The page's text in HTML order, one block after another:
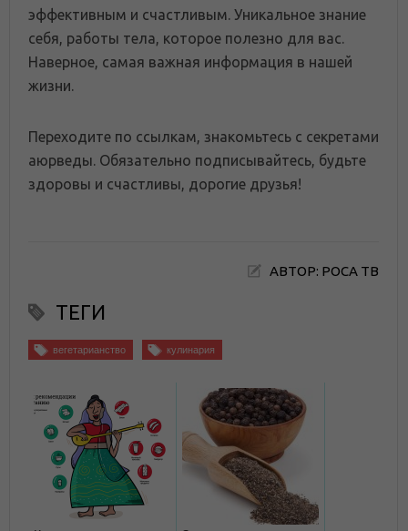
эффективным и счастливым. Уникальное знание
себя, работы тела, которое полезно для вас.
Наверное, самая важная информация в нашей
жизни.
Переходите по ссылкам, знакомьтесь с секретами
аюрведы. Обязательно подписывайтесь, будьте
здоровы и счастливы, дорогие друзья!
АВТОР: РОСА ТВ
ТЕГИ
вегетарианство кулинария